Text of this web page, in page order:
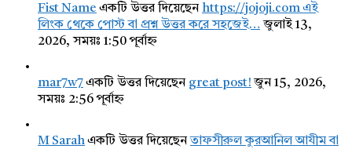
Fist Name একটি উত্তর দিয়েছেন https://jojoji.com এই
লিংক থেকে পোস্ট বা প্রশ্ন উত্তর করে সহজেই… জুলাই 13,
2026, সময়ঃ 1:50 পূর্বাহ্ন
mar7w7একটি উত্তর দিয়েছেন great post! জুন 15, 2026,
সময়ঃ 2:56 পূর্বাহ্ন
M Sarahএকটি উত্তর দিয়েছেনতাফসীরুল কুরআনিল আযীম বা